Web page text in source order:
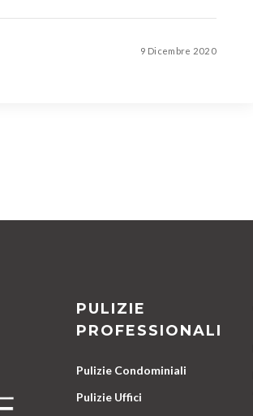
9 Dicembre 2020
PULIZIE
PROFESSIONALI
Pulizie Condominiali
Pulizie Uffici